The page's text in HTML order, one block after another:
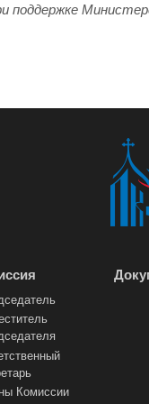
поддержке
Комиссии